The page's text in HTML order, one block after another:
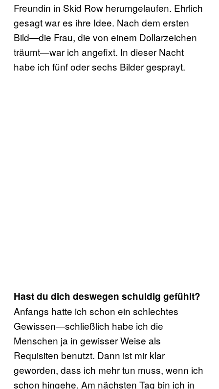
Freundin in Skid Row herumgelaufen. Ehrlich
gesagt war es ihre Idee. Nach dem ersten
Bild—die Frau, die von einem Dollarzeichen
träumt—war ich angefixt. In dieser Nacht
habe ich fünf oder sechs Bilder gesprayt.
Hast du dich deswegen schuldig gefühlt?
Anfangs hatte ich schon ein schlechtes
Gewissen—schließlich habe ich die
Menschen ja in gewisser Weise als
Requisiten benutzt. Dann ist mir klar
geworden, dass ich mehr tun muss, wenn ich
schon hingehe. Am nächsten Tag bin ich in